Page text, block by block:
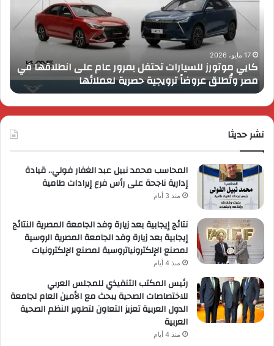
تحتفل
عام
انطلاقها
في
مصر
وتُطلق
عروضاً
ترويجية
حصرية
17 مايو، 2026
كايي موتورز للسيارات تحتفل بمرور عام على انطلاقها في
مصر وتُطلق عروضاً ترويجية حصرية لعملائها
نشر حديثا
المحاسب محمد نبيل عبد الغفار فولي.. قيادة
إدارية ناجحة على رأس فرع إيرادات طامية
منذ 3 أيام
نتائج إيجابية بعد زيارة وفد الجامعة المصرية النتائج
إيجابية بعد زيارة وفد الجامعة المصرية الروسية
لمصنع الإلكترونياتروسية لمصنع الإلكترونيات
منذ 4 أيام
رئيس المكتب التنفيذي للمجلس العربي
للاختصاصات الصحية يبحث مع الأمين العام لجامعة
الدول العربية تعزيز التعاون لتطوير النظم الصحية
العربية
منذ 4 أيام